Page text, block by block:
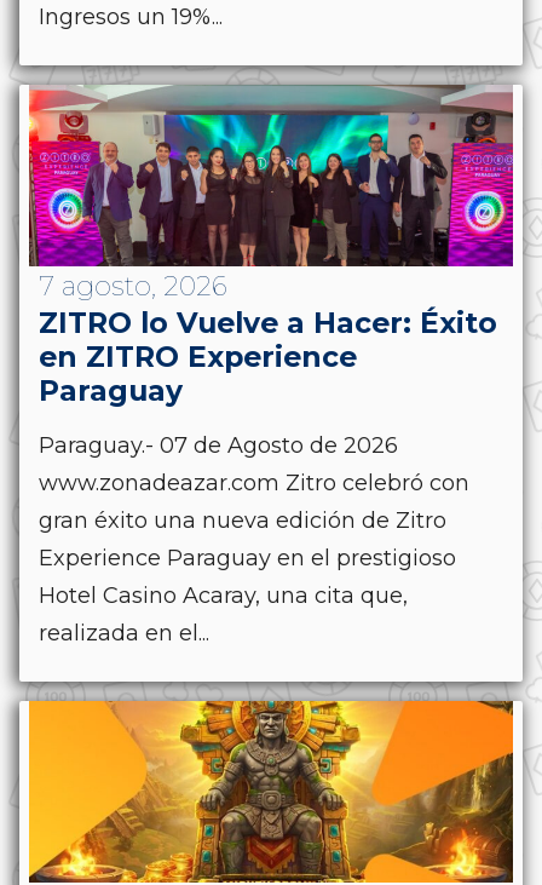
Ingresos un 19%...
7 agosto, 2026
ZITRO lo Vuelve a Hacer: Éxito
en ZITRO Experience
Paraguay
Paraguay.- 07 de Agosto de 2026
www.zonadeazar.com Zitro celebró con
gran éxito una nueva edición de Zitro
Experience Paraguay en el prestigioso
Hotel Casino Acaray, una cita que,
realizada en el...